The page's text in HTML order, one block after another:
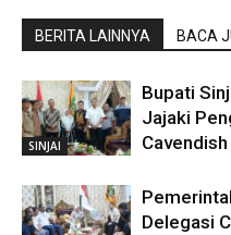
BERITA LAINNYA BACA
SINJAI
Bupati
Jajaki
Cavendish
Delegasi